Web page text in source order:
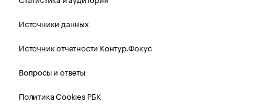
Источники данных
Источник отчетности Контур.Фокус
Вопросы и ответы
Политика Cookies РБК